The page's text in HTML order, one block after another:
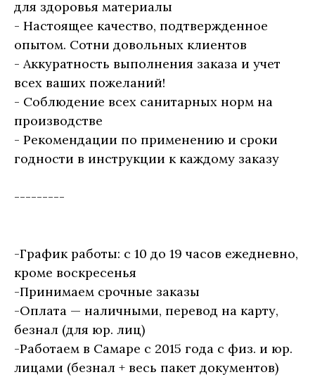
для здоровья материалы
- Настоящее качество, подтвержденное
опытом. Сотни довольных клиентов
- Аккуратность выполнения заказа и учет
всех ваших пожеланий!
- Соблюдение всех санитарных норм на
производстве
- Рекомендации по применению и сроки
годности в инструкции к каждому заказу
---------
-График работы: с 10 до 19 часов ежедневно,
кроме воскресенья
-Принимаем срочные заказы
-Оплата — наличными, перевод на карту,
безнал (для юр. лиц)
-Работаем в Самаре с 2015 года с физ. и юр.
лицами (безнал + весь пакет документов)